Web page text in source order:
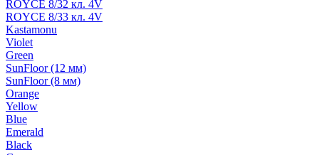
ROYCE 8/32 кл. 4V
ROYCE 8/33 кл. 4V
Kastamonu
Violet
Green
SunFloor (12 мм)
SunFloor (8 мм)
Orange
Yellow
Blue
Emerald
Black